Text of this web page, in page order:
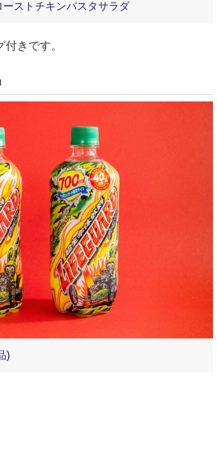
ストチキンパスタサラダ
きです。
)